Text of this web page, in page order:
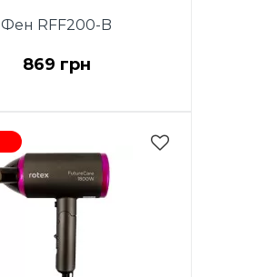
Фен RFF200-B
869 грн